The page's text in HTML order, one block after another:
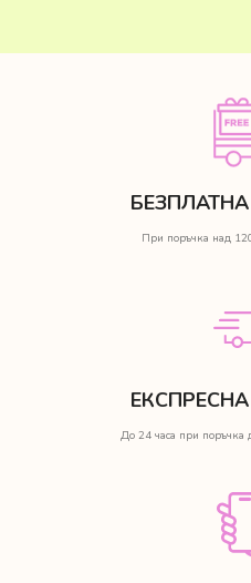
При поръчка над
До 24 часа при поръчка